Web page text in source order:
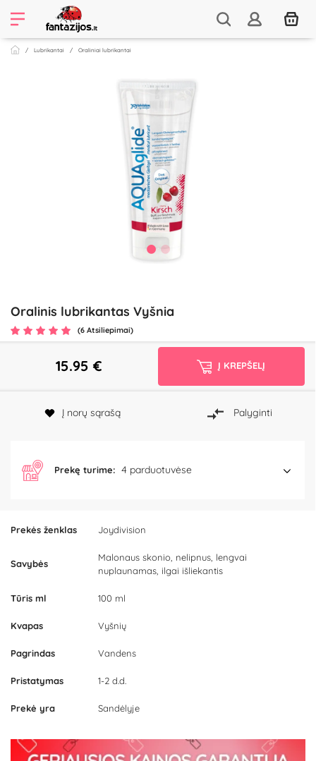
Lubrikantai Oraliniai lubrikantai
Oralinis lubrikantas Vyšnia
(6 Atsiliepimai)
Prekės ženklas Joydivision
Savybės
Malonaus skonio, nelipnus, lengvai
nuplaunamas, ilgai išliekantis
Tūris ml 100 ml
Kvapas Vyšnių
Pagrindas Vandens
Pristatymas 1-2 d.d.
Prekė yra Sandėlyje
15.95 € Į KREPŠELĮ
Į norų sąrašą Palyginti
Prekę turime: 4 parduotuvėse